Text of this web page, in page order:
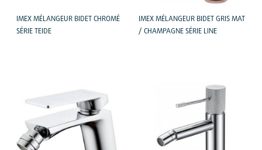
IMEX MÉLANGEUR BIDET CHROMÉ
SÉRIE TEIDE
IMEX MÉLANGEUR BIDET GRIS MAT
/ CHAMPAGNE SÉRIE LINE